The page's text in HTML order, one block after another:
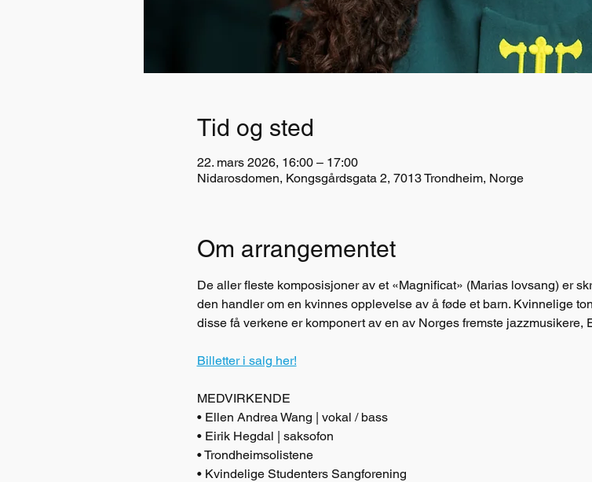
Tid og sted
22. mars 2026, 16:00 – 17:00
Nidarosdomen, Kongsgårdsgata 2, 7013 Trondheim, Norge
Om arrangementet
De aller fleste komposisjoner av et «Magnificat» (Marias lovsang) er
den handler om en kvinnes opplevelse av å føde et barn. Kvinnelige
disse få verkene er komponert av en av Norges fremste jazzmusikere,
Billetter i salg her!
MEDVIRKENDE
• Ellen Andrea Wang | vokal / bass
• Eirik Hegdal | saksofon
• Trondheimsolistene
• Kvindelige Studenters Sangforening